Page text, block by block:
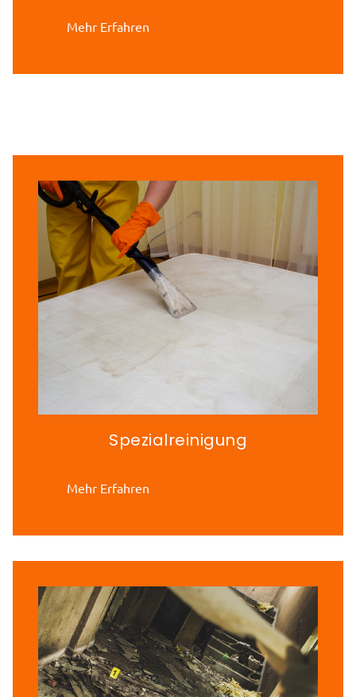
Mehr Erfahren
Spezialreinigung
Mehr Erfahren